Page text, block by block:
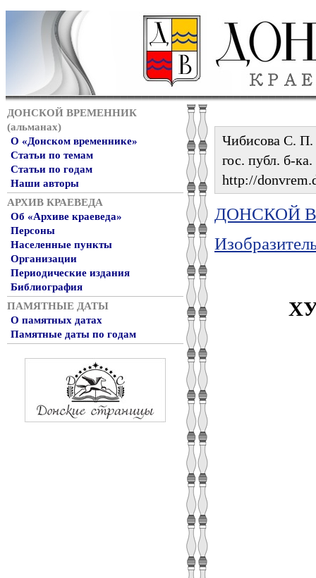
ДОНСКОЙ ВРЕМЕННИК
(альманах)
О «Донском временнике»
Статьи по темам
Статьи по годам
Наши авторы
АРХИВ КРАЕВЕДА
Об «Архиве краеведа»
Персоны
Населенные пункты
Организации
Периодические издания
Библиография
ПАМЯТНЫЕ ДАТЫ
О памятных датах
Памятные даты по годам
Чибисова С.
гос. публ. б-
http://
ДОНСКОЙ